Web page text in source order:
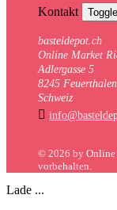
Kontakt
basteldepot.ch
Online Market
Adlergasse 5
8245 Feuerthalen
Schweiz

© 2026 by Online
vorbehalten.
Lade ...